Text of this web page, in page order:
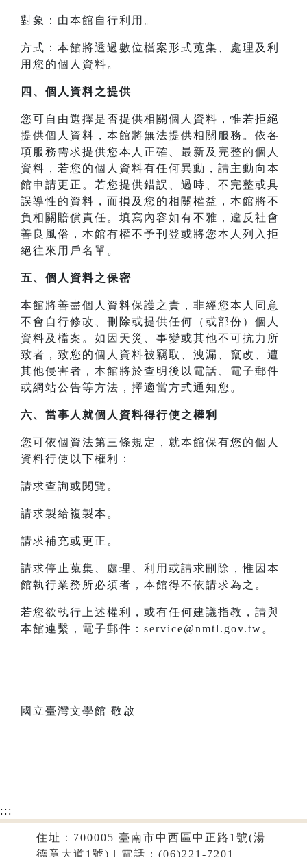
對象：由本館自行利用。
方式：本館將透過數位檔案形式蒐集、處理及利
用您的個人資料。
四、 個人資料之提供
您可自由選擇是否提供相關個人資料，惟若拒絕
提供個人資料，本館將無法提供相關服務。依各
項服務需求提供您本人正確、最新及完整的個人
資料，若您的個人資料有任何異動，請主動向本
館申請更正。若您提供錯誤、過時、不完整或具
誤導性的資料，而損及您的相關權益，本館將不
負相關賠償責任。填寫內容如有不雅，違反社會
善良風俗，本館有權不予刊登或將您本人列入拒
絕往來用戶名單。
五、個人資料之保密
本館將善盡個人資料保護之責，非經您本人同意
不會自行修改、刪除或提供任何（或部份）個人
資料及檔案。如因天災、事變或其他不可抗力所
致者，致您的個人資料被竊取、洩漏、竄改、遭
其他侵害者，本館將於查明後以電話、電子郵件
或網站公告等方法，擇適當方式通知您。
六、當事人就個人資料得行使之權利
您可依個資法第三條規定，就本館保有您的個人
資料行使以下權利：
請求查詢或閱覽。
請求製給複製本。
請求補充或更正。
請求停止蒐集、處理、利用或請求刪除，惟因本
館執行業務所必須者，本館得不依請求為之。
若您欲執行上述權利，或有任何建議指教，請與
本館連繫，電子郵件：service@nmtl.gov.tw。
國立臺灣文學館 敬啟
:::
住址：700005 臺南市中西區中正路1號(湯
德章大道1號) | 電話：(06)221-7201